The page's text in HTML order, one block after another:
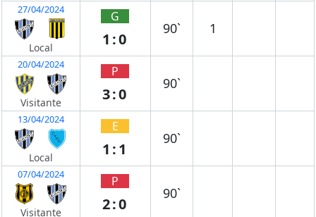
27/04/2024
Local
G
1:0
90` 1
20/04/2024
Visitante
P
3:0
90`
13/04/2024
Local
E
1:1
90`
07/04/2024
Visitante
P
2:0
90`